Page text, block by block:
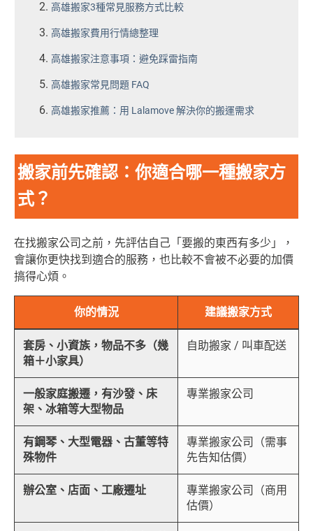
高雄搬家3種常見服務方式比較
高雄搬家費用行情總整理
高雄搬家注意事項：避免踩雷指南
高雄搬家常見問題 FAQ
高雄搬家推薦：用 Lalamove 解決你的搬運需求
搬家前先確認：你適合哪一種搬家方
式？
在找搬家公司之前，先評估自己「要搬的東西有多少」，
會讓你更快找到適合的服務，也比較不會被不必要的加價
搞得心煩。
你的情況 建議搬家方式
套房、小資族，物品不多（幾
箱＋小家具）
自助搬家 / 叫車配送
一般家庭搬遷，有沙發、床
架、冰箱等大型物品
專業搬家公司
有鋼琴、大型電器、古董等特
殊物件
專業搬家公司（需事
先告知估價）
辦公室、店面、工廠遷址
專業搬家公司（商用
估價）